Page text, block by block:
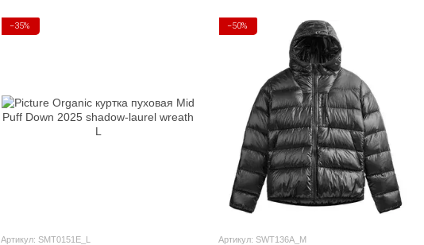
−35%
Артикул: SMT0151E_L
−50%
Артикул: SWT136A_M